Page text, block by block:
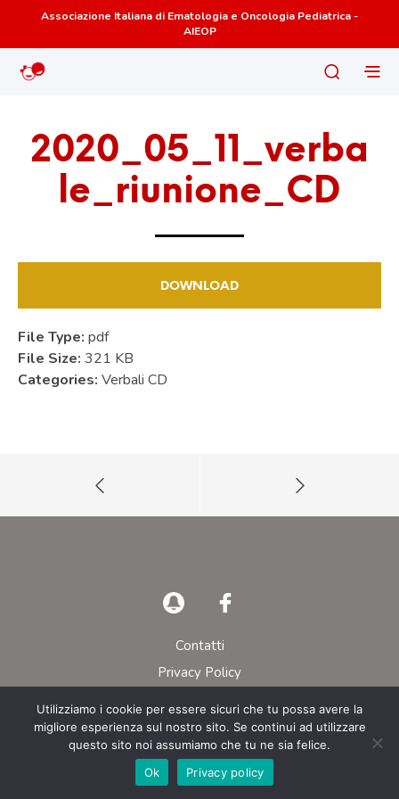
Associazione Italiana di Ematologia e Oncologia Pediatrica -
AIEOP
2020_05_11_verba
le_riunione_CD
DOWNLOAD
File Type: pdf
File Size: 321 KB
Categories: Verbali CD
Contatti
Privacy Policy
© AIEOP – Tutti i diritti riservati
Utilizziamo i cookie per essere sicuri che tu possa avere la
migliore esperienza sul nostro sito. Se continui ad utilizzare
questo sito noi assumiamo che tu ne sia felice.
Ok
Privacy policy